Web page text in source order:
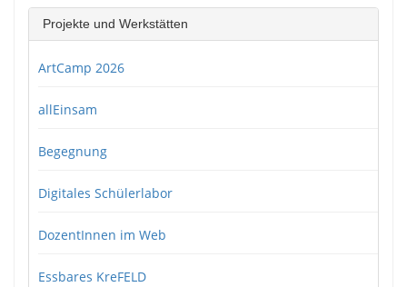
Projekte und Werkstätten
ArtCamp 2026
allEinsam
Begegnung
Digitales Schülerlabor
DozentInnen im Web
Essbares KreFELD